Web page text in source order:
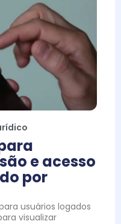
e acesso
por
usuários logados
visualizar